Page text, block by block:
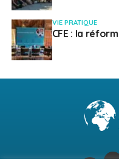
VIE PRATIQUE
CFE : la